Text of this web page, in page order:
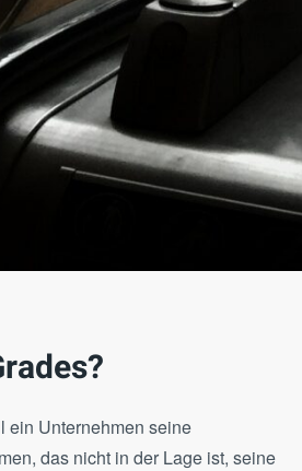
ein Unternehmen seine
das nicht in der Lage ist, seine